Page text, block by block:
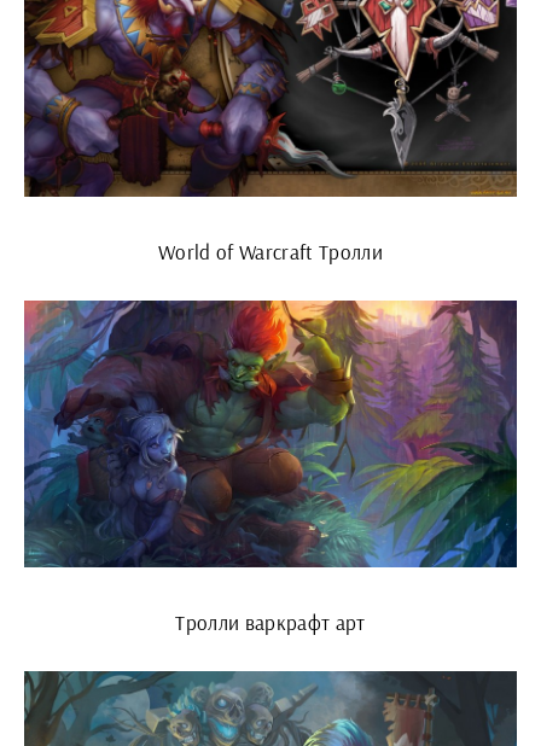
World of Warcraft Тролли
Тролли варкрафт арт